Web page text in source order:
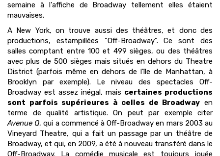
semaine à l'affiche de Broadway tellement elles étaient
mauvaises.
A New York, on trouve aussi des théâtres, et donc des
productions, estampillées "Off-Broadway". Ce sont des
salles comptant entre 100 et 499 sièges, ou des théâtres
avec plus de 500 sièges mais situés en dehors du Theatre
District (parfois même en dehors de l'île de Manhattan, à
Brooklyn par exemple). Le niveau des spectacles Off-
Broadway est assez inégal, mais certaines productions
sont parfois supérieures à celles de Broadway en
terme de qualité artistique. On peut par exemple citer
Avenue Q, qui a commencé à Off-Broadway en mars 2003 au
Vineyard Theatre, qui a fait un passage par un théâtre de
Broadway, et qui, en 2009, a été à nouveau transféré dans le
Off-Broadway. La comédie musicale est toujours jouée